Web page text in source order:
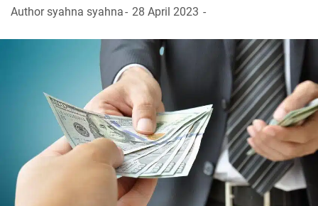
Authorsyahna syahna 28 April 2023